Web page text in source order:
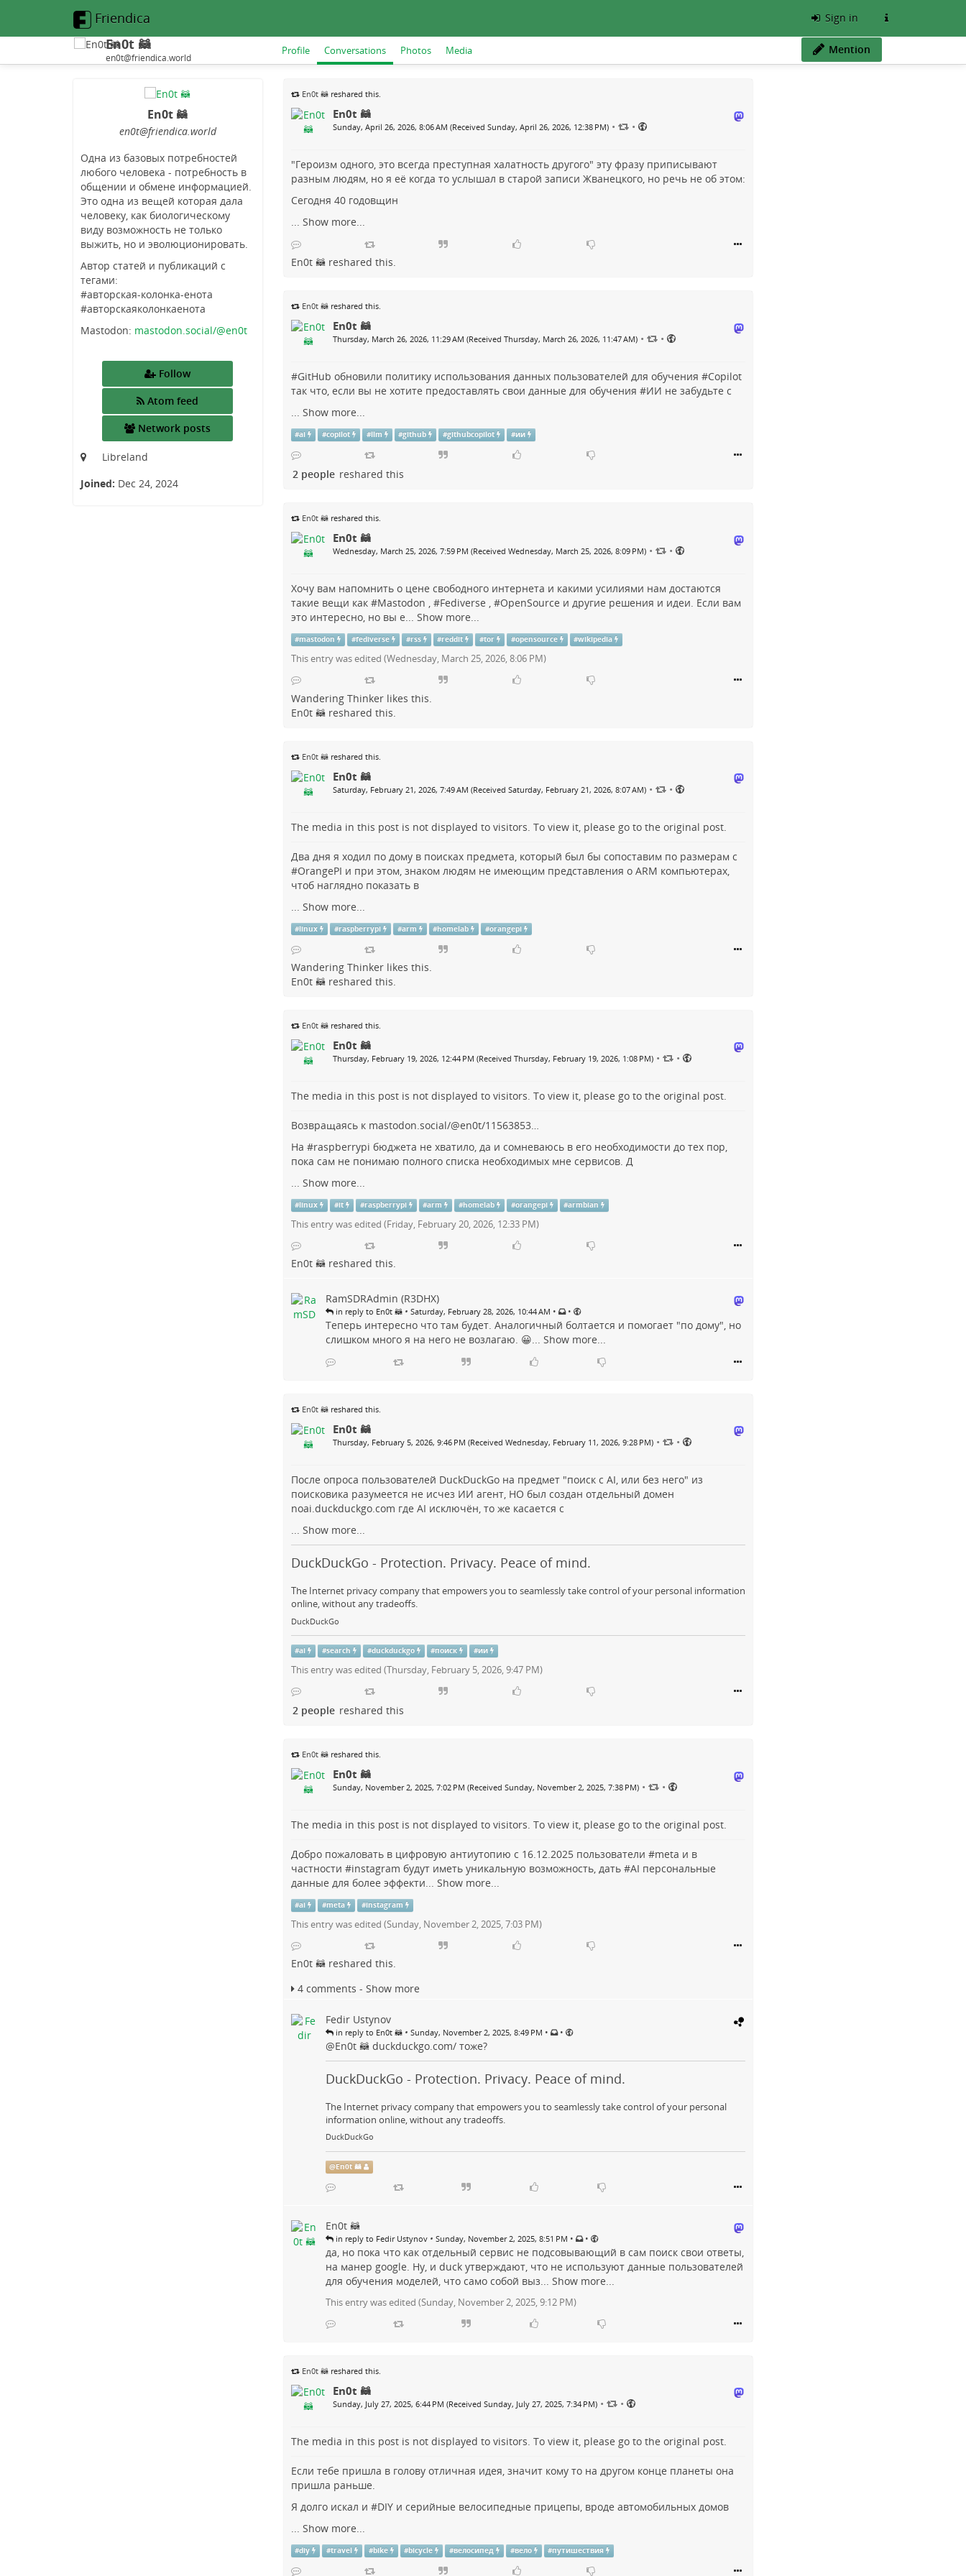
Friendica Sign in
En0t 🦝
en0t@friendica.world
Profile Conversations Photos Media Mention
En0t 🦝
en0t@friendica.world
Одна из базовых потребностей
любого человека - потребность в
общении и обмене информацией.
Это одна из вещей которая дала
человеку, как биологическому
виду возможность не только
выжить, но и эволюционировать.
Автор статей и публикаций с
тегами:
#авторская-колонка-енота
#авторскаяколонкаенота
Mastodon: mastodon.social/@en0t
Follow
Atom feed
Network posts
Libreland
Joined: Dec 24, 2024
En0t 🦝reshared this.
En0t 🦝
Sunday, April 26, 2026, 8:06 AM (Received Sunday, April 26, 2026, 12:38 PM) • •
"Героизм одного, это всегда преступная халатность другого" эту фразу приписывают
разным людям, но я её когда то услышал в старой записи Жванецкого, но речь не об этом:
Сегодня 40 годовщин
... Show more...
En0t 🦝 reshared this.
En0t 🦝reshared this.
En0t 🦝
Thursday, March 26, 2026, 11:29 AM (Received Thursday, March 26, 2026, 11:47 AM) • •
#GitHub обновили политику использования данных пользователей для обучения #Copilot
так что, если вы не хотите предоставлять свои данные для обучения #ИИ не забудьте с
... Show more...
#ai #copilot #llm #github #githubcopilot #ии
2 people reshared this
En0t 🦝reshared this.
En0t 🦝
Wednesday, March 25, 2026, 7:59 PM (Received Wednesday, March 25, 2026, 8:09 PM) • •
Хочу вам напомнить о цене свободного интернета и какими усилиями нам достаются
такие вещи как #Mastodon , #Fediverse , #OpenSource и другие решения и идеи. Если вам
это интересно, но вы е... Show more...
#mastodon #fediverse #rss #reddit #tor #opensource #wikipedia
This entry was edited (Wednesday, March 25, 2026, 8:06 PM)
Wandering Thinkerlikes this.
En0t 🦝 reshared this.
En0t 🦝reshared this.
En0t 🦝
Saturday, February 21, 2026, 7:49 AM (Received Saturday, February 21, 2026, 8:07 AM) • •
The media in this post is not displayed to visitors. To view it, please go to the original post.
Два дня я ходил по дому в поисках предмета, который был бы сопоставим по размерам с
#OrangePI и при этом, знаком людям не имеющим представления о ARM компьютерах,
чтоб наглядно показать в
Show more...
#linux #raspberrypi #arm #homelab #orangepi
Wandering Thinkerlikes this.
En0t 🦝 reshared this.
En0t 🦝reshared this.
En0t 🦝
Thursday, February 19, 2026, 12:44 PM (Received Thursday, February 19, 2026, 1:08 PM) • •
The media in this post is not displayed to visitors. To view it, please go to the original post.
Возвращаясь к mastodon.social/@en0t/11563853…
На #raspberrypi бюджета не хватило, да и сомневаюсь в его необходимости до тех пор,
пока сам не понимаю полного списка необходимых мне сервисов. Д
Show more...
#linux #it #raspberrypi #arm #homelab #orangepi #armbian
This entry was edited (Friday, February 20, 2026, 12:33 PM)
En0t 🦝 reshared this.
RamSDRAdmin (R3DHX)
in reply to En0t 🦝 • Saturday, February 28, 2026, 10:44 AM • •
Теперь интересно что там будет. Аналогичный болтается и помогает "по дому", но
слишком много я на него не возлагаю. 😀... Show more...
En0t 🦝reshared this.
En0t 🦝
Thursday, February 5, 2026, 9:46 PM (Received Wednesday, February 11, 2026, 9:28 PM) • •
После опроса пользователей DuckDuckGo на предмет "поиск с AI, или без него" из
поисковика разумеется не исчез ИИ агент, НО был создан отдельный домен
noai.duckduckgo.com где AI исключён, то же касается с
... Show more...
DuckDuckGo - Protection. Privacy. Peace of mind.
The Internet privacy company that empowers you to seamlessly take control of your personal information
online, without any tradeoffs.
DuckDuckGo
#ai #search #duckduckgo #поиск #ии
This entry was edited (Thursday, February 5, 2026, 9:47 PM)
2 people reshared this
En0t 🦝reshared this.
En0t 🦝
Sunday, November 2, 2025, 7:02 PM (Received Sunday, November 2, 2025, 7:38 PM) • •
The media in this post is not displayed to visitors. To view it, please go to the original post.
Добро пожаловать в цифровую антиутопию с 16.12.2025 пользователи #meta и в
частности #instagram будут иметь уникальную возможность, дать #AI персональные
данные для более эффекти... Show more...
#ai #meta #instagram
This entry was edited (Sunday, November 2, 2025, 7:03 PM)
En0t 🦝 reshared this.
4 comments - Show more
Fedir Ustynov
in reply to En0t 🦝 • Sunday, November 2, 2025, 8:49 PM • •
@En0t 🦝 duckduckgo.com/тоже?
DuckDuckGo - Protection. Privacy. Peace of mind.
The Internet privacy company that empowers you to seamlessly take control of your personal
information online, without any tradeoffs.
DuckDuckGo
@En0t 🦝
En0t 🦝
in reply to Fedir Ustynov • Sunday, November 2, 2025, 8:51 PM • •
да, но пока что как отдельный сервис не подсовывающий в сам поиск свои ответы,
на манер google. Ну, и duck утверждают, что не используют данные пользователей
для обучения моделей, что само собой выз... Show more...
This entry was edited (Sunday, November 2, 2025, 9:12 PM)
En0t 🦝reshared this.
En0t 🦝
Sunday, July 27, 2025, 6:44 PM (Received Sunday, July 27, 2025, 7:34 PM) • •
The media in this post is not displayed to visitors. To view it, please go to the original post.
Если тебе пришла в голову отличная идея, значит кому то на другом конце планеты она
пришла раньше.
Я долго искал и #DIYи серийные велосипедные прицепы, вроде автомобильных домов
Show more...
#diy #travel #bike #bicycle #велосипед #вело #путишествия